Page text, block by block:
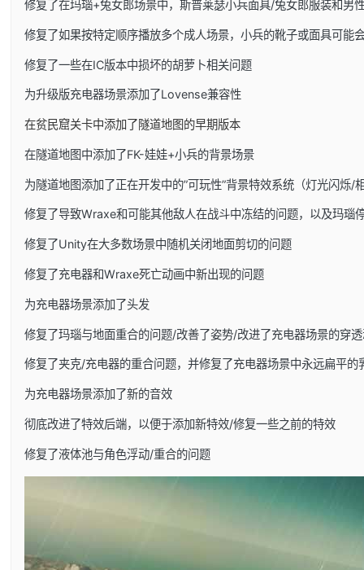
修复了在玛瑙+兔女郎场景中，斯普莱瑟小兵面具/兔女郎服装和男
修复了如果按特定顺序播放多个成人场景，小兵的靴子或面具可能
修复了一些在IC版本中损坏的胡萝卜相关问题
为升级版充电器场景添加了Lovense兼容性
在贫民窟关卡中添加了隧道地图的早期版本
在隧道地图中添加了FK-娃娃+小兵的背景场景
为隧道地图添加了正在开发中的”可玩性”背景特效系统（灯光闪烁/
修复了导致Wraxe和可能其他敌人在战斗中冻结的问题，以及玛瑙
修复了Unity在大多数场景中随机关闭地面剪切的问题
修复了充电器和Wraxe死亡动画中新出现的问题
为充电器场景添加了头发
修复了玛瑙与地面重合的问题/改善了姿势/改进了充电器场景的穿
修复了夹克/充电器的重合问题，并修复了充电器场景中永远扁平的
为充电器场景添加了新的音效
彻底改进了特效后端，以便于添加新特效/修复一些之前的特效
修复了液体池与角色浮动/重合的问题